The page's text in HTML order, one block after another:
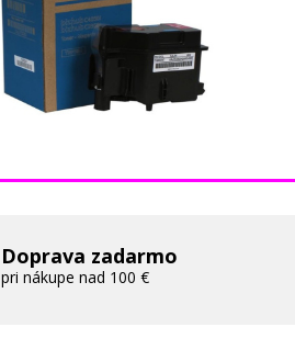
Doprava zadarmo
pri nákupe nad 100 €